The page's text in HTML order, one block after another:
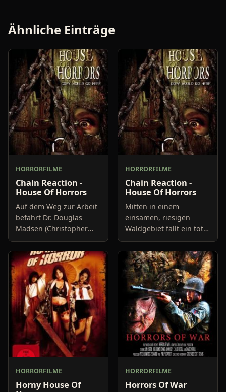
Ähnliche Einträge
HORRORFILME
Chain Reaction -
House Of Horrors
Auf dem Weg zur Arbeit
befährt Dr. Douglas
Madsen (Christopher
Kriesa) eine eher
abgelegene Straße.
Durch eine unglückliche
Kettenreaktion,
herbeigeführt d
HORRORFILME
Chain Reaction -
House Of Horrors
Mitten in einem
einsamen, riesigen
Waldgebiet fällt ein toter
Rabe hinab auf einen
Stein, der sich daraufhin
löst und ins Tal hinab
rollt um dann genau auf
d
HORRORFILME
Horny House Of
HORRORFILME
Horrors Of War